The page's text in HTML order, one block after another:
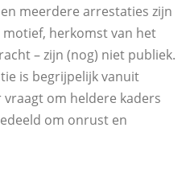
meerdere arrestaties zijn
motief, herkomst van het
– zijn (nog) niet publiek.
is begrijpelijk vanuit
om heldere kaders
om onrust en